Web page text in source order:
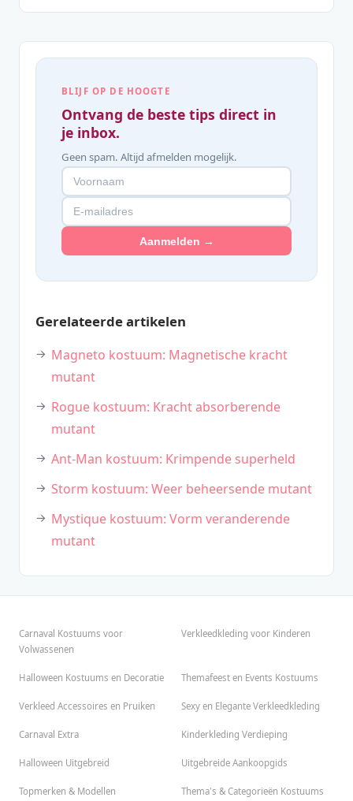
BLIJF OP DE HOOGTE
Ontvang de beste tips direct in
je inbox.
Geen spam. Altijd afmelden mogelijk.
Aanmelden →
Gerelateerde artikelen
Magneto kostuum: Magnetische kracht
mutant
Rogue kostuum: Kracht absorberende
mutant
Ant-Man kostuum: Krimpende superheld
Storm kostuum: Weer beheersende mutant
Mystique kostuum: Vorm veranderende
mutant
Carnaval Kostuums voor
Volwassenen
Verkleedkleding voor Kinderen
Halloween Kostuums en Decoratie Themafeest en Events Kostuums
Verkleed Accessoires en Pruiken Sexy en Elegante Verkleedkleding
Carnaval Extra Kinderkleding Verdieping
Halloween Uitgebreid Uitgebreide Aankoopgids
Topmerken & Modellen Thema's & Categorieën Kostuums